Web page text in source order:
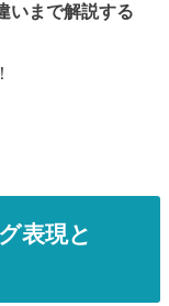
いまで解説する
表現と